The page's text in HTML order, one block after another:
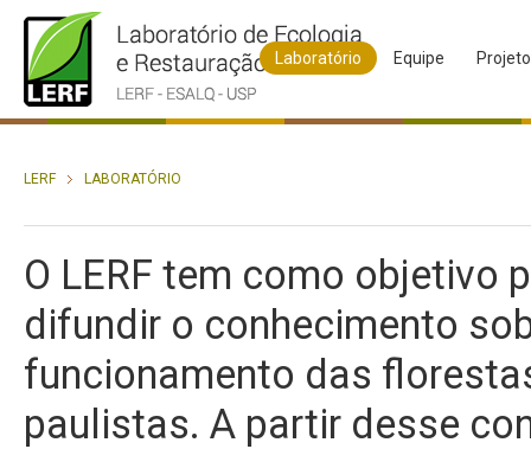
Laboratório Equipe
LERF LABORATÓRIO
O LERF tem como objetivo
difundir o conhecimento
funcionamento das
paulistas. A partir desse